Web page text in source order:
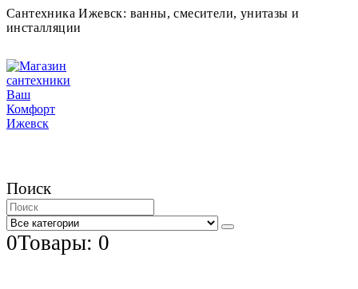
Сантехника Ижевск: ванны, смесители, унитазы и
инсталляции
Поиск
0Товары: 0